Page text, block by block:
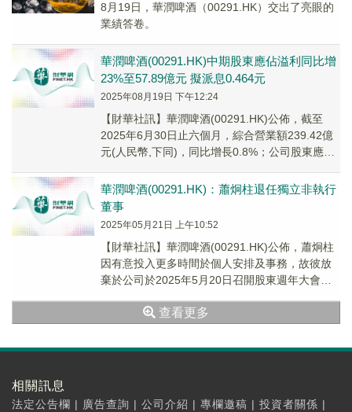
8月19日，華潤啤酒（00291.HK）交出了亮眼的
業績答卷。
華潤啤酒(00291.HK)中期股東應佔溢利同比增
23%至57.89億元 擬派息0.464元
2025年08月19日 下午12:24
【財華社訊】華潤啤酒(00291.HK)公佈，截至
2025年6月30日止六個月，綜合營業額239.42億
元(人民幣,下同)，同比增長0.8%；公司股東應佔
華潤啤酒(00291.HK)：蕭炯柱退任獨立非執行
董事
2025年05月21日 上午10:52
【財華社訊】華潤啤酒(00291.HK)公佈，蕭炯柱
因有意投入更多時間於個人安排及事務，故彼放
棄於公司於2025年5月20日召開股東週年大會上
查看更多
相關訊息
法定公告欄 | 廣告查詢 | 公司介紹 | 專欄邀稿 | 投資者關係 |